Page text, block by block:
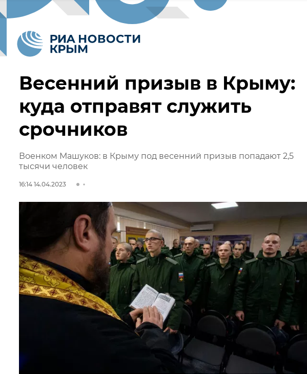
Весенний призыв в Крыму:
куда отправят служить
срочников
Военком Машуков: в Крыму под весенний призыв попадают 2,5
тысячи человек
16:14 14.04.2023